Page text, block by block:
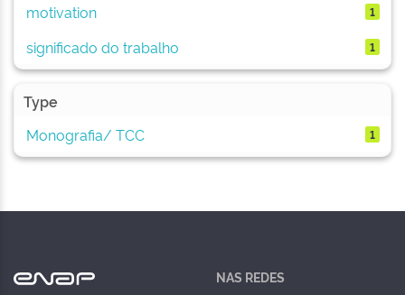
motivation 1
significado do trabalho 1
Type
Monografia/ TCC
1
NAS REDES